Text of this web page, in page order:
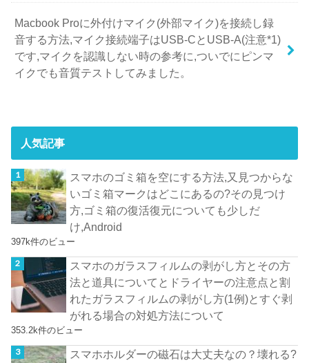
Macbook Proに外付けマイク(外部マイク)を接続し録
音する方法,マイク接続端子はUSB-CとUSB-A(注意*1)
です,マイクを認識しない時の参考に,ついでにピンマ
イクでも音質テストしてみました。
人気記事
スマホのゴミ箱を空にする方法,又見つからな
いゴミ箱マークはどこにあるの?その見つけ
方,ゴミ箱の復活復元についても少しだ
け,Android
397k件のビュー
スマホのガラスフィルムの剥がし方とその方
法と道具についてとドライヤーの注意点と割
れたガラスフィルムの剥がし方(1例)とすぐ剥
がれる場合の対処方法について
353.2k件のビュー
スマホホルダーの磁石は大丈夫なの？壊れる?